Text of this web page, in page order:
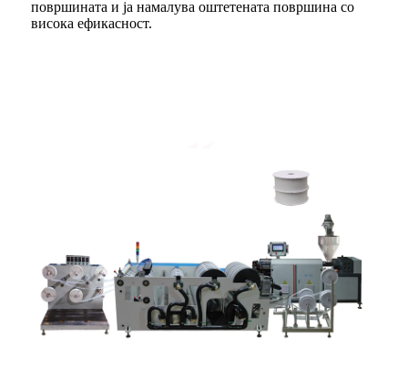
површината и ја намалува оштетената површина со
висока ефикасност.